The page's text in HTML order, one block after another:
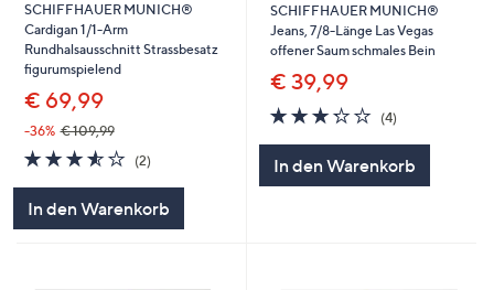
SCHIFFHAUER MUNICH®
Cardigan 1/1-Arm
Rundhalsausschnitt Strassbesatz
figurumspielend
€ 69,99
-36% € 109,99
3.5
von
(2)2
In den Warenkorb
SCHIFFHAUER MUNICH®
Jeans, 7/8-Länge Las Vegas
offener Saum schmales Bein
€ 39,99
3.2
von
(4)4
In den Warenkorb